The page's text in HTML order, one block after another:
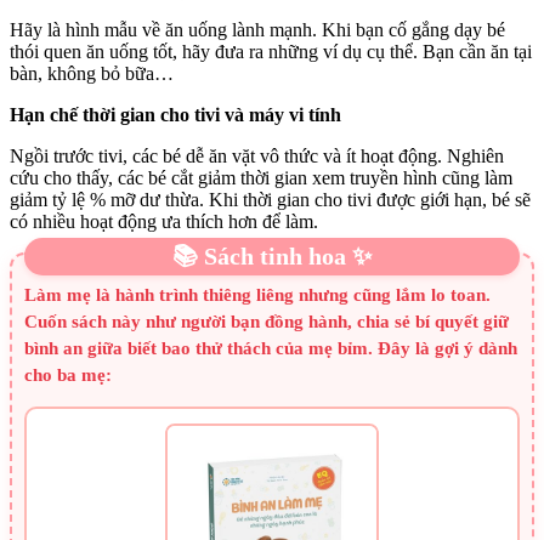
Hãy là hình mẫu về ăn uống lành mạnh. Khi bạn cố gắng dạy bé
thói quen ăn uống tốt, hãy đưa ra những ví dụ cụ thể. Bạn cần ăn tại
bàn, không bỏ bữa…
Hạn chế thời gian cho tivi và máy vi tính
Ngồi trước tivi, các bé dễ ăn vặt vô thức và ít hoạt động. Nghiên
cứu cho thấy, các bé cắt giảm thời gian xem truyền hình cũng làm
giảm tỷ lệ % mỡ dư thừa. Khi thời gian cho tivi được giới hạn, bé sẽ
có nhiều hoạt động ưa thích hơn để làm.
📚 Sách tinh hoa ✨
Làm mẹ là hành trình thiêng liêng nhưng cũng lắm lo toan.
Cuốn sách này như người bạn đồng hành, chia sẻ bí quyết giữ
bình an giữa biết bao thử thách của mẹ bỉm. Đây là gợi ý dành
cho ba mẹ: